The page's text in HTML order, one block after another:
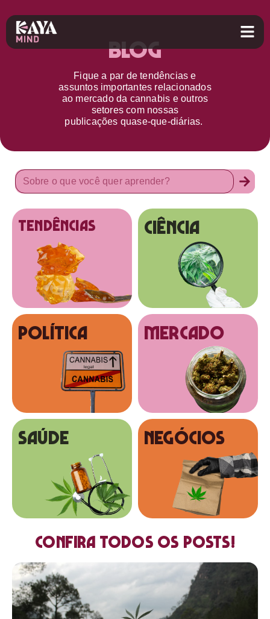
Blog
Fique a par detendências e
assuntos importantes relacionados
ao mercado da cannabis e outros
setorescom nossas
publicações quase-que-diárias.
tendências Ciência
Política MERCADO
SAÚDE NEGÓCIOS
Confira todos os posts!